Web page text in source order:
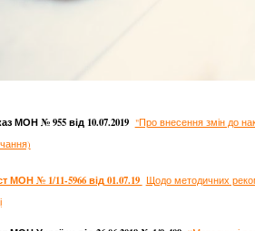
МОН № 955 від 10.07.2019 "Про внесення змін до
МОН № 1/11-5966 від 01.07.19 Щодо методичних